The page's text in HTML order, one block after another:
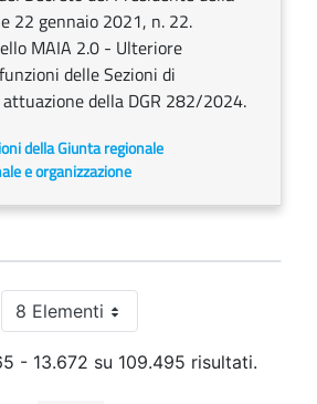
22 gennaio 2021, n. 22.
MAIA 2.0 - Ulteriore
delle Sezioni di
della DGR 282/2024.
della Giunta regionale
e organizzazione
8 ElementiPer pagina
- 13.672 su 109.495 risultati.